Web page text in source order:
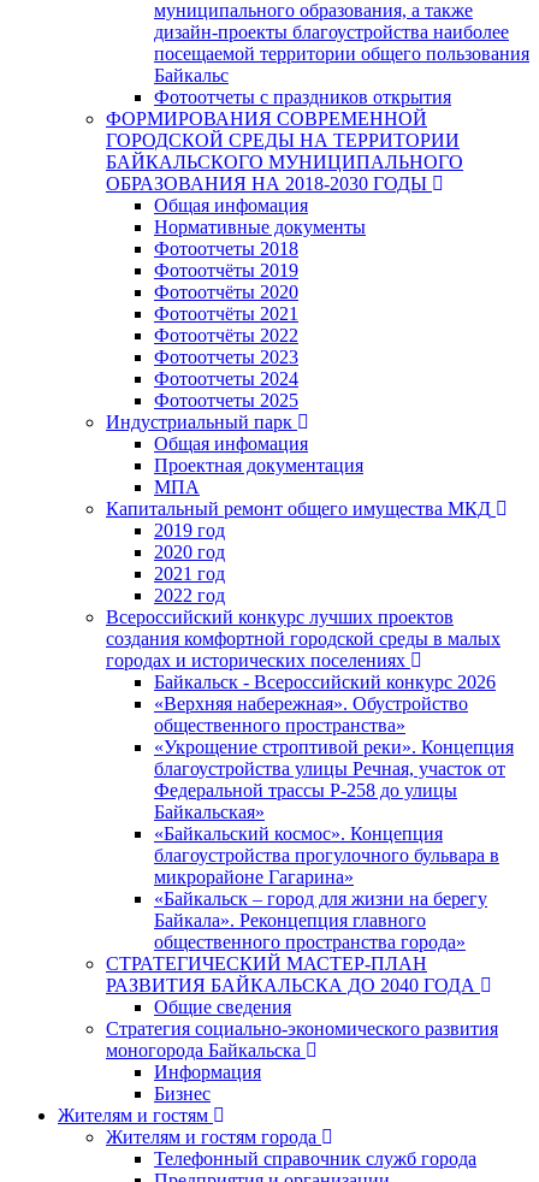
муниципального образования, а также
дизайн-проекты благоустройства наиболее
посещаемой территории общего пользования
Байкальс
Фотоотчеты с праздников открытия
ФОРМИРОВАНИЯ СОВРЕМЕННОЙ
ГОРОДСКОЙ СРЕДЫ НА ТЕРРИТОРИИ
БАЙКАЛЬСКОГО МУНИЦИПАЛЬНОГО
ОБРАЗОВАНИЯ НА 2018-2030 ГОДЫ
Общая инфомация
Нормативные документы
Фотоотчеты 2018
Фотоотчёты 2019
Фотоотчёты 2020
Фотоотчёты 2021
Фотоотчёты 2022
Фотоотчеты 2023
Фотоотчеты 2024
Фотоотчеты 2025
Индустриальный парк
Общая инфомация
Проектная документация
МПА
Капитальный ремонт общего имущества МКД
2019 год
2020 год
2021 год
2022 год
Всероссийский конкурс лучших проектов
создания комфортной городской среды в малых
городах и исторических поселениях
Байкальск - Всероссийский конкурс 2026
«Верхняя набережная». Обустройство
общественного пространства»
«Укрощение строптивой реки». Концепция
благоустройства улицы Речная, участок от
Федеральной трассы Р-258 до улицы
Байкальская»
«Байкальский космос». Концепция
благоустройства прогулочного бульвара в
микрорайоне Гагарина»
«Байкальск – город для жизни на берегу
Байкала». Реконцепция главного
общественного пространства города»
СТРАТЕГИЧЕСКИЙ МАСТЕР-ПЛАН
РАЗВИТИЯ БАЙКАЛЬСКА ДО 2040 ГОДА
Общие сведения
Стратегия социально-экономического развития
моногорода Байкальска
Информация
Бизнес
Жителям и гостям
Жителям и гостям города
Телефонный справочник служб города